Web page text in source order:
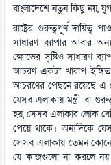
বাংলাদেশে নতুন কিছু নয়,
রাষ্ট্রের গুরুত্বপূর্ণ
সাধারণ ব্যাপার আবার
ক্ষোভের সৃষ্টিও সাধারণ
আচরণ একটা খারাপ
আচরণের পেছনে রয়েছে এ
যেসব এলাকায় মন্ত্রী বা
হয়, সেসব এলাকার লোক
পেয়ে থাকে। অন্যদিকে
সেসব এলাকায় তেমন কোনো
যে কাজগুলো না করলে